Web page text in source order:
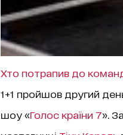
Хто потрапив до
1+1 пройшов другий
шоу «Голос країни 7».